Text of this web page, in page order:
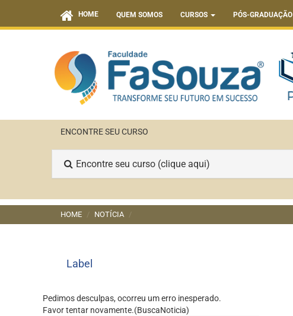
HOME QUEM SOMOS CURSOS PÓS-GRADUAÇÃO
ENCONTRE SEU CURSO
Encontre seu curso (clique aqui)
HOME NOTÍCIA
Label
Pedimos desculpas, ocorreu um erro inesperado.
Favor tentar novamente.(BuscaNoticia)